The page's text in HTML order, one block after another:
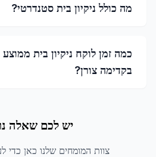
מה כולל ניקיון בית סטנדרטי?
בקדימה צורן?
יש לכם שאלה
צוות המומחים שלנו כאן כדי